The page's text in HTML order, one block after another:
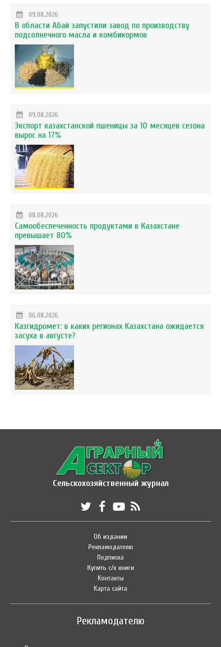
09.08.2026
В области Абай запустили завод по производству
подсолнечного масла и комбикормов
09.08.2026
Экспорт казахстанской пшеницы за 10 месяцев сезона
вырос на 17%
08.08.2026
Самообеспеченность продуктами в Казахстане
превышает 80%
06.08.2026
Казгидромет: в каких регионах Казахстана ожидается
засуха в августе?
Сельскохозяйственный журнал
Об издании
Рекламодателю
Подписка
Купить с/х книги
Контакты
Карта сайта
Рекламодателю